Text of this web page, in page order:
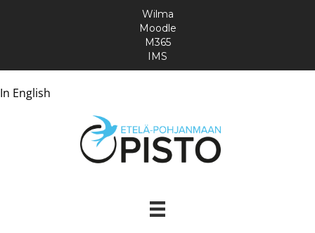
In English
Wilma
Moodle
M365
IMS